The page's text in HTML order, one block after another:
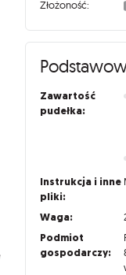
Złożoność:
Zawartość
pudełka:
Instrukcja i inne
pliki:
Waga:
Podmiot
gospodarczy: